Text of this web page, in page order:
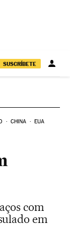
SUSCRÍBETE
CHINA EUA
com
em